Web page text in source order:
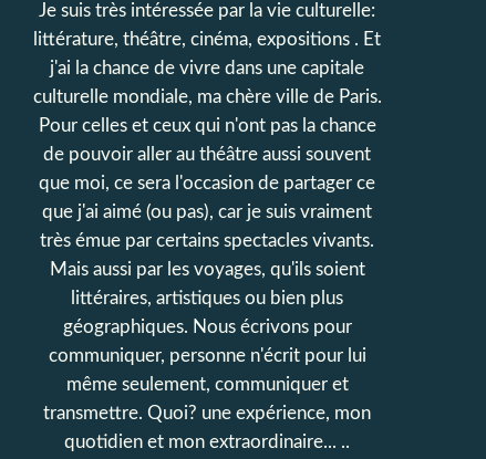
Je suis très intéressée par la vie culturelle:
littérature, théâtre, cinéma, expositions . Et
j'ai la chance de vivre dans une capitale
culturelle mondiale, ma chère ville de Paris.
Pour celles et ceux qui n'ont pas la chance
de pouvoir aller au théâtre aussi souvent
que moi, ce sera l'occasion de partager ce
que j'ai aimé (ou pas), car je suis vraiment
très émue par certains spectacles vivants.
Mais aussi par les voyages, qu'ils soient
littéraires, artistiques ou bien plus
géographiques. Nous écrivons pour
communiquer, personne n'écrit pour lui
même seulement, communiquer et
transmettre. Quoi? une expérience, mon
quotidien et mon extraordinaire... ..